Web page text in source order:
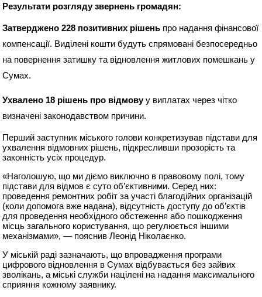
Результати розгляду звернень громадян:
Затверджено 228 позитивних рішень про надання фінансової
компенсації. Виділені кошти будуть спрямовані безпосередньо
на повернення затишку та відновлення житлових помешкань у
Сумах.
Ухвалено 18 рішень про відмовуу виплатах через чітко
визначені законодавством причини.
Перший заступник міського голови конкретизував підстави для
ухвалення відмовних рішень, підкресливши прозорість та
законність усіх процедур.
«Наголошую, що ми діємо виключно в правовому полі, тому
підстави для відмов є суто об’єктивними. Серед них:
проведення ремонтних робіт за участі благодійних організацій
(коли допомога вже надана), відсутність доступу до об’єктів
для проведення необхідного обстеження або пошкодження
місць загального користування, що регулюється іншими
механізмами», — пояснив Леонід Ніколаєнко.
У міській раді зазначають, що впровадження програми
цифрового відновлення в Сумах відбувається без зайвих
зволікань, а міські служби націлені на надання максимального
сприяння кожному заявнику.